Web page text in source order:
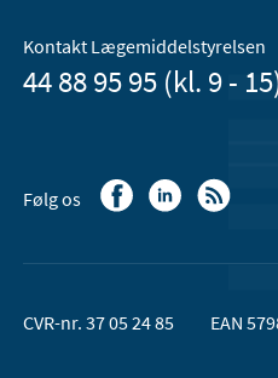
Kontakt Lægemiddelstyrelsen
44 88 95 95 (kl. 9 -
Følg os
CVR-nr. 37 05 24 85 EAN